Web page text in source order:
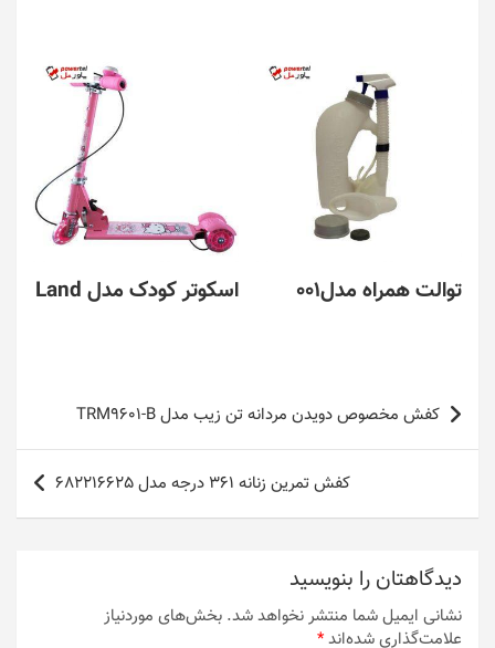
توالت همراه مدل001 اسکوتر کودک مدل Land
راهبری
نوشته
کفش مخصوص دویدن مردانه تن زیب مدل TRM9601-B
کفش تمرین زنانه 361 درجه مدل 682216625
دیدگاهتان را بنویسید
نشانی ایمیل شما منتشر نخواهد شد. بخش‌های موردنیاز
علامت‌گذاری شده‌اند*